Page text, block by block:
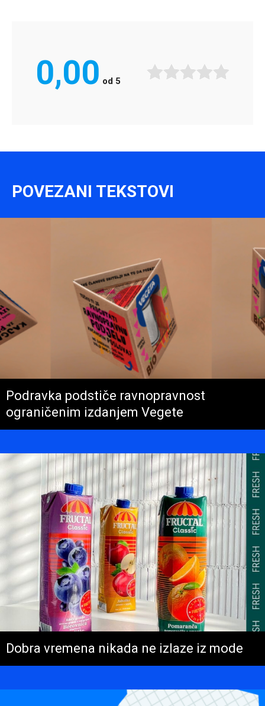
0,00 od 5
POVEZANI TEKSTOVI
Podravka podstiče ravnopravnost
ograničenim izdanjem Vegete
Dobra vremena nikada ne izlaze iz mode